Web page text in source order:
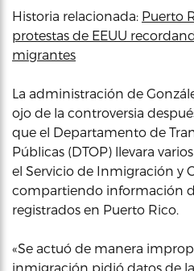
Historia relacionada: Puerto
protestas de EEUU
migrantes
La administración de
ojo de la controversia
que el Departamento de
Públicas (DTOP) llevara
el Servicio de Inmigración y
compartiendo información
registrados en Puerto Rico.
«Se actuó de manera
inmigración pidió datos de